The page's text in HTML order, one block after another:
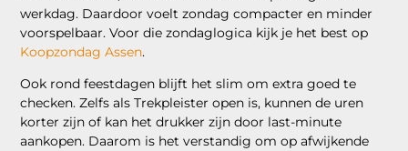
werkdag. Daardoor voelt zondag compacter en minder
voorspelbaar. Voor die zondaglogica kijk je het best op
Koopzondag Assen.
Ook rond feestdagen blijft het slim om extra goed te
checken. Zelfs als Trekpleister open is, kunnen de uren
korter zijn of kan het drukker zijn door last-minute
aankopen. Daarom is het verstandig om op afwijkende